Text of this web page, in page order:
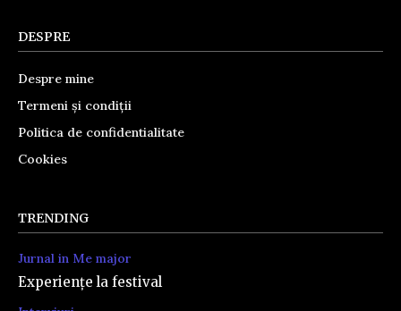
DESPRE
Despre mine
Termeni și condiții
Politica de confidentialitate
Cookies
TRENDING
Jurnal in Me major
Experiențe la festival